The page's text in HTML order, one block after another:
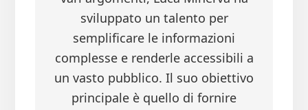
sviluppato un talento per
semplificare le informazioni
complesse e renderle accessibili a
un vasto pubblico. Il suo obiettivo
principale è quello di fornire